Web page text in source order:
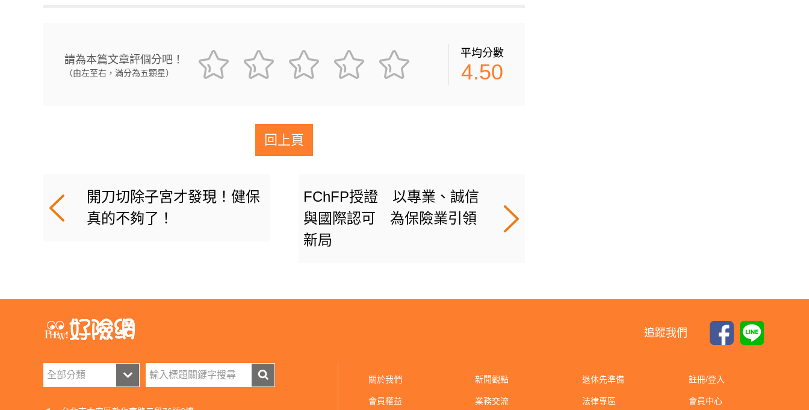
請為本篇文章評個分吧！
（由左至右，滿分為五顆星）
平均分數
4.50
回上頁
開刀切除子宮才發現！健保
真的不夠了！
FChFP授證 以專業、誠信
與國際認可 為保險業引領
新局
追蹤我們
關於我們
會員權益
新聞觀點
業務交流
退休先準備
法律專區
註冊/登入
會員中心